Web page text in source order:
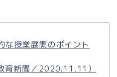
な授業展開のポイント
育新聞／2020.11.11）